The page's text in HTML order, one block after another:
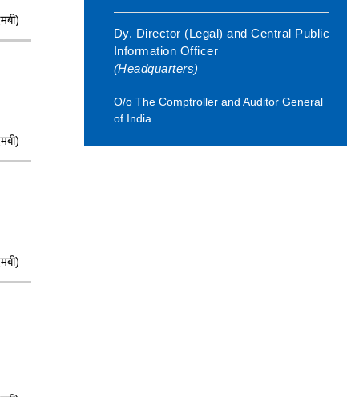
Dy. Director (Legal) and Central Public
Information Officer
(Headquarters)
O/o The Comptroller and Auditor General
of India